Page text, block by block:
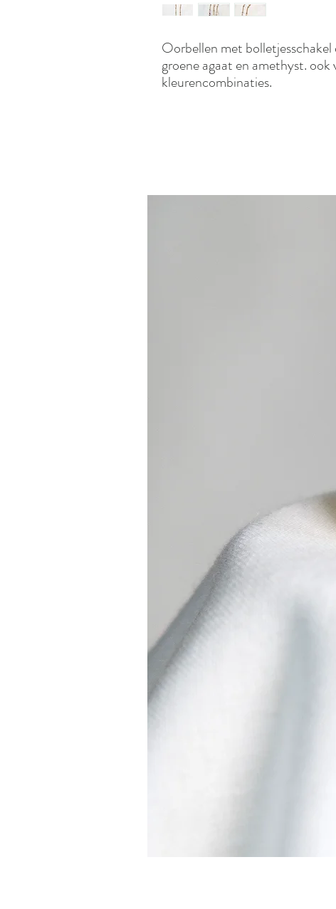
Oorbellen met
groene agaat en amethyst. ook
kleurencombinaties.